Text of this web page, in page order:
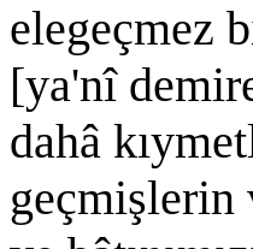
elegeçmez
[ya'nî
dahâ
geçmişlerin